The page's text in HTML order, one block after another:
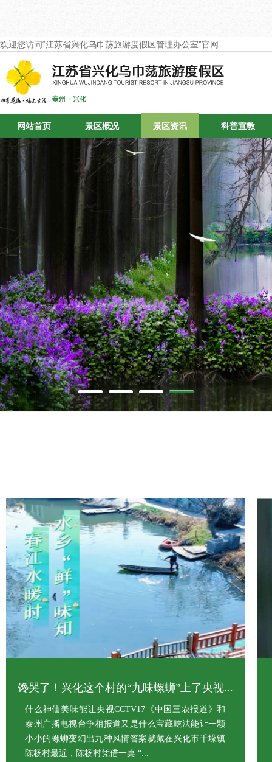
欢迎您访问“江苏省兴化乌巾荡旅游度假区管理办公室”官网
网站首页 景区概况 景区资讯 科普宣教
馋哭了！兴化这个村的“九味螺蛳”上了央视...
什么神仙美味能让央视CCTV17《中国三农报道》和
泰州广播电视台争相报道又是什么宝藏吃法能让一颗
小小的螺蛳变幻出九种风情答案就藏在兴化市千垛镇
陈杨村最近，陈杨村凭借一桌 “...